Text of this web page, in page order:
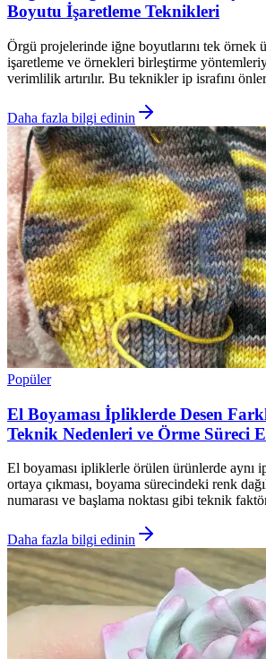
Boyutu İşaretleme Teknikleri
Örgü projelerinde iğne boyutlarını tek örnek
işaretleme ve örnekleri birleştirme
verimlilik artırılır. Bu teknikler ip israfını
Daha fazla bilgi edinin
Popüler
El Boyaması İpliklerde Desen
Teknik Nedenleri ve Örme Süreci
El boyaması ipliklerle örülen ürünlerde aynı
ortaya çıkması, boyama sürecindeki renk
numarası ve başlama noktası gibi teknik
Daha fazla bilgi edinin